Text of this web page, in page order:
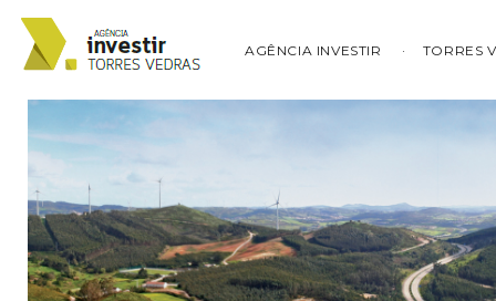
AGÊNCIA INVESTIR TORRES